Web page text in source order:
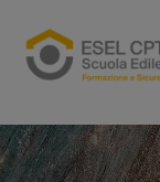
contenuto